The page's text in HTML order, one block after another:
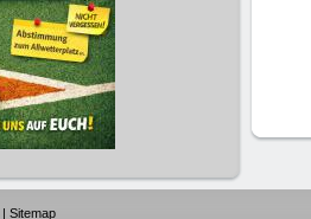
| Sitemap